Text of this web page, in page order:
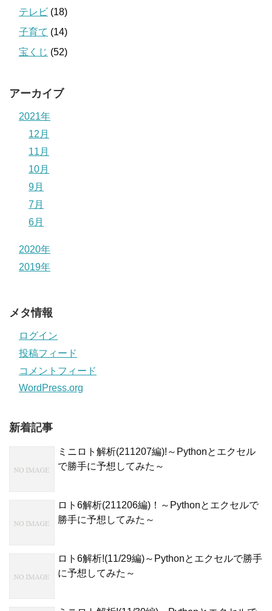
テレビ (18)
子育て (14)
宝くじ (52)
アーカイブ
2021年
12月
11月
10月
9月
7月
6月
2020年
2019年
メタ情報
ログイン
投稿フィード
コメントフィード
WordPress.org
新着記事
ミニロト解析(211207編)!～Pythonとエクセル
で勝手に予想してみた～
ロト6解析(211206編)！～Pythonとエクセルで
勝手に予想してみた～
ロト6解析!(11/29編)～Pythonとエクセルで勝手
に予想してみた～